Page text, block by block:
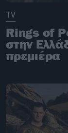
TV
Rings of
στην
πρεμιέρα